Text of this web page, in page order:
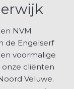
NVM
de Engelserf
voormalige
cliënten
Veluwe.